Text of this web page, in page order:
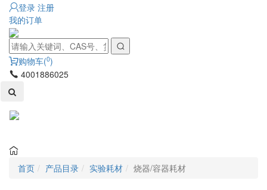
登录 注册
我的订单
购物车(0)
4001886025
首页 产品目录 实验耗材 烧器/容器耗材